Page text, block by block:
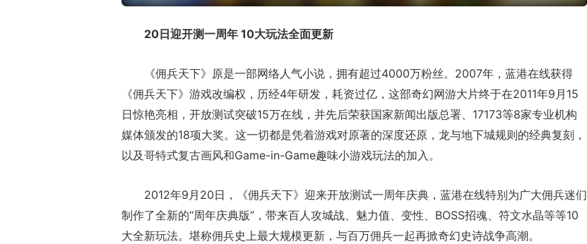
20日迎开测一周年 10大玩法全面更新
《佣兵天下》原是一部网络人气小说，拥有超过4000万粉丝。2007年，蓝港在线获得
《佣兵天下》游戏改编权，历经4年研发，耗资过亿，这部奇幻网游大片终于在2011年9月15
日惊艳亮相，开放测试突破15万在线，并先后荣获国家新闻出版总署、17173等8家专业机构
媒体颁发的18项大奖。这一切都是凭着游戏对原著的深度还原，龙与地下城规则的经典复刻，
以及哥特式复古画风和Game-in-Game趣味小游戏玩法的加入。
2012年9月20日，《佣兵天下》迎来开放测试一周年庆典，蓝港在线特别为广大佣兵迷们
制作了全新的“周年庆典版”，带来百人攻城战、魅力值、变性、BOSS招魂、符文水晶等等10
大全新玩法。堪称佣兵史上最大规模更新，与百万佣兵一起再掀奇幻史诗战争高潮。